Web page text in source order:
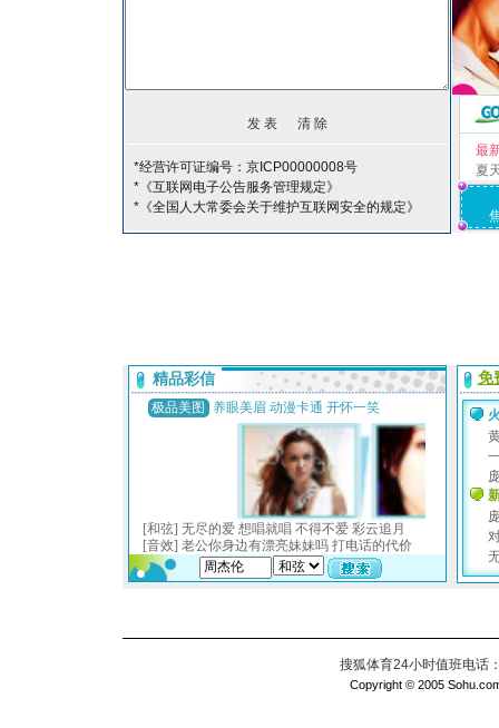
*经营许可证编号：京ICP00000008号
*《互联网电子公告服务管理规定》
*《全国人大常委会关于维护互联网安全的规定》
最
夏
搜狐体育24小时值班电话
Copyright © 2005